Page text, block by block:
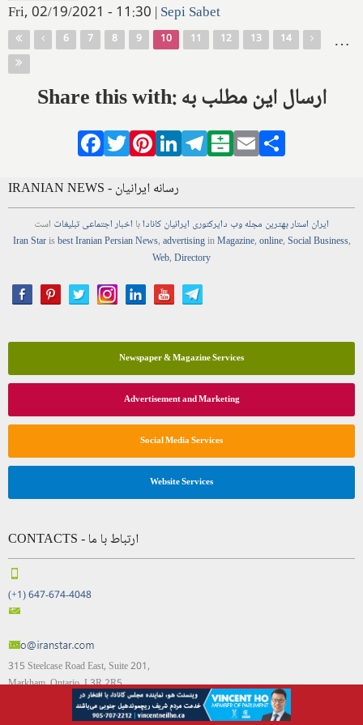
Fri, 02/19/2021 - 11:30 |Sepi Sabet
Pages …
6 7 8 9 10 11 12 13 14
Share this with: ارسال این مطلب به
Facebook
TwitterPinterestLinkedIn
Telegram
Balatarin
Email
IRANIAN NEWS - رسانه ایرانیان
ایران استاربهترین مجلهوب دایرکتوری ایرانیان کانادابا اخباراجتماعیتبلیغات است
Iran Starisbest Iranian PersianNews,advertisinginMagazine,online,Social Business,
Web,Directory
Newspaper & Magazine Services
Advertisement and Marketing
Social Media Services
Website Services
CONTACTS - ارتباط با ما
(+1) 647-674-4048
315 Steelcase Road East, Suite 201,
Markham, Ontario, L3R 2R5